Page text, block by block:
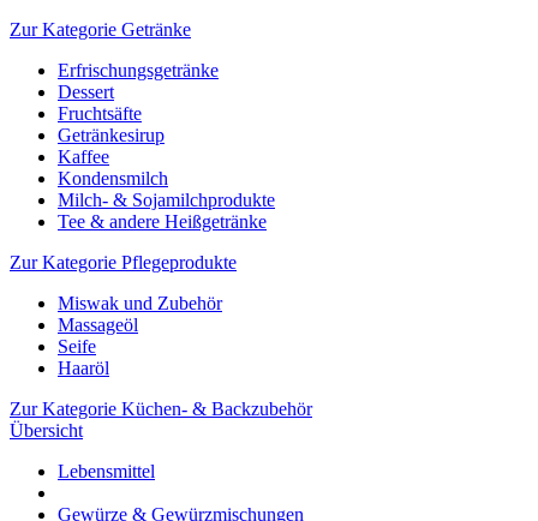
Zur Kategorie Getränke
Erfrischungsgetränke
Dessert
Fruchtsäfte
Getränkesirup
Kaffee
Kondensmilch
Milch- & Sojamilchprodukte
Tee & andere Heißgetränke
Zur Kategorie Pflegeprodukte
Miswak und Zubehör
Massageöl
Seife
Haaröl
Zur Kategorie Küchen- & Backzubehör
Übersicht
Lebensmittel
Gewürze & Gewürzmischungen